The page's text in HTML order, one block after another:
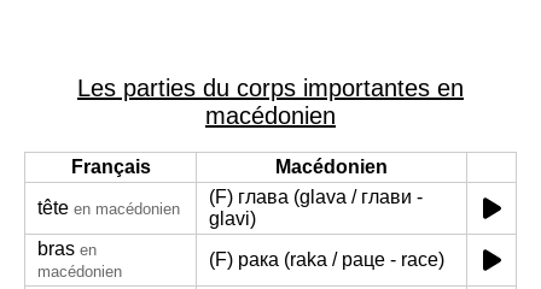
Les parties du corps importantes en
macédonien
Français
Macédonien
tête en macédonien
(F) глава (glava / глави -
glavi)
bras en
macédonien
(F) рака (raka / раце - race)